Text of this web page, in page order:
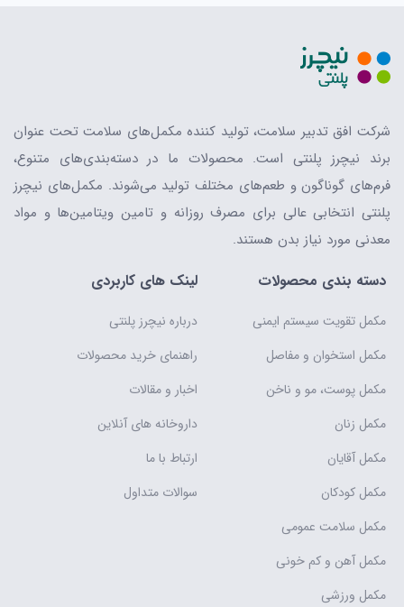
شرکت افق تدبیر سلامت، تولید کننده مکمل‌های سلامت تحت عنوان
برند نیچرز پلنتی است. محصولات ما در دسته‌بندی‌های متنوع،
فرم‌های گوناگون و طعم‌های مختلف تولید می‌شوند. مکمل‌های نیچرز
پلنتی انتخابی عالی برای مصرف روزانه و تامین ویتامین‌ها و مواد
معدنی مورد نیاز بدن هستند.
دسته بندی محصولات
مکمل تقویت سیستم ایمنی
مکمل استخوان و مفاصل
مکمل پوست، مو و ناخن
مکمل زنان
مکمل آقایان
مکمل کودکان
مکمل سلامت عمومی
مکمل آهن و کم خونی
مکمل ورزشی
لینک های کاربردی
درباره نیچرز پلنتی
راهنمای خرید محصولات
اخبار و مقالات
داروخانه های آنلاین
ارتباط با ما
سوالات متداول